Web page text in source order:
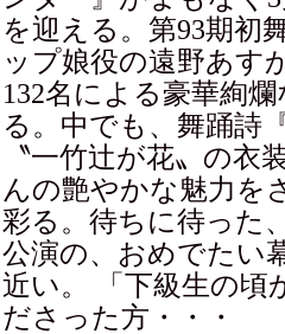
を迎える。第93期初
ップ娘役の遠野あす
132名による豪華絢
る。中でも、舞踊詩
〝一竹辻が花〟の衣
んの艶やかな魅力を
彩る。待ちに待った
公演の、おめでたい
近い。 「下級生の頃
ださった方・・・